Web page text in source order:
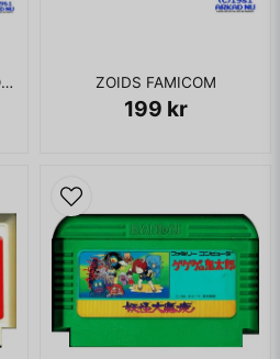
SOLOMON NO KAGI (SOLOMONS KEY) FAMICOM ZOIDS FAMICOM
199 kr